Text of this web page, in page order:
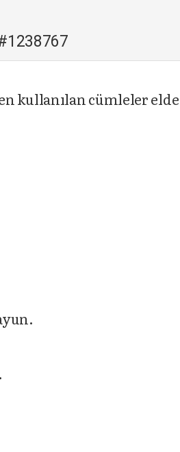
kullanılan cümleler